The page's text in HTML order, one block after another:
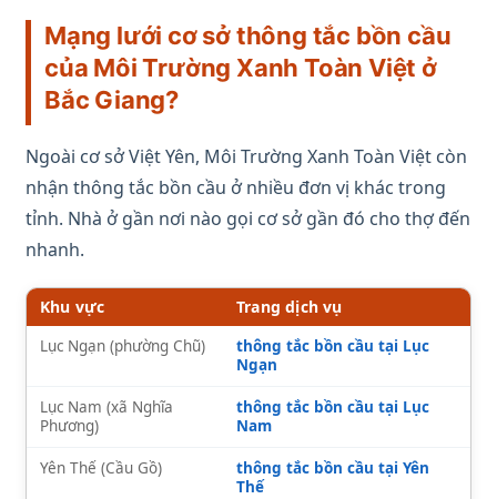
Mạng lưới cơ sở thông tắc bồn cầu
của Môi Trường Xanh Toàn Việt ở
Bắc Giang?
Ngoài cơ sở Việt Yên, Môi Trường Xanh Toàn Việt còn
nhận thông tắc bồn cầu ở nhiều đơn vị khác trong
tỉnh. Nhà ở gần nơi nào gọi cơ sở gần đó cho thợ đến
nhanh.
Khu vực Trang dịch vụ
Lục Ngạn (phường Chũ)
thông tắc bồn cầu tại Lục
Ngạn
Lục Nam (xã Nghĩa
Phương)
thông tắc bồn cầu tại Lục
Nam
Yên Thế (Cầu Gồ)
thông tắc bồn cầu tại Yên
Thế